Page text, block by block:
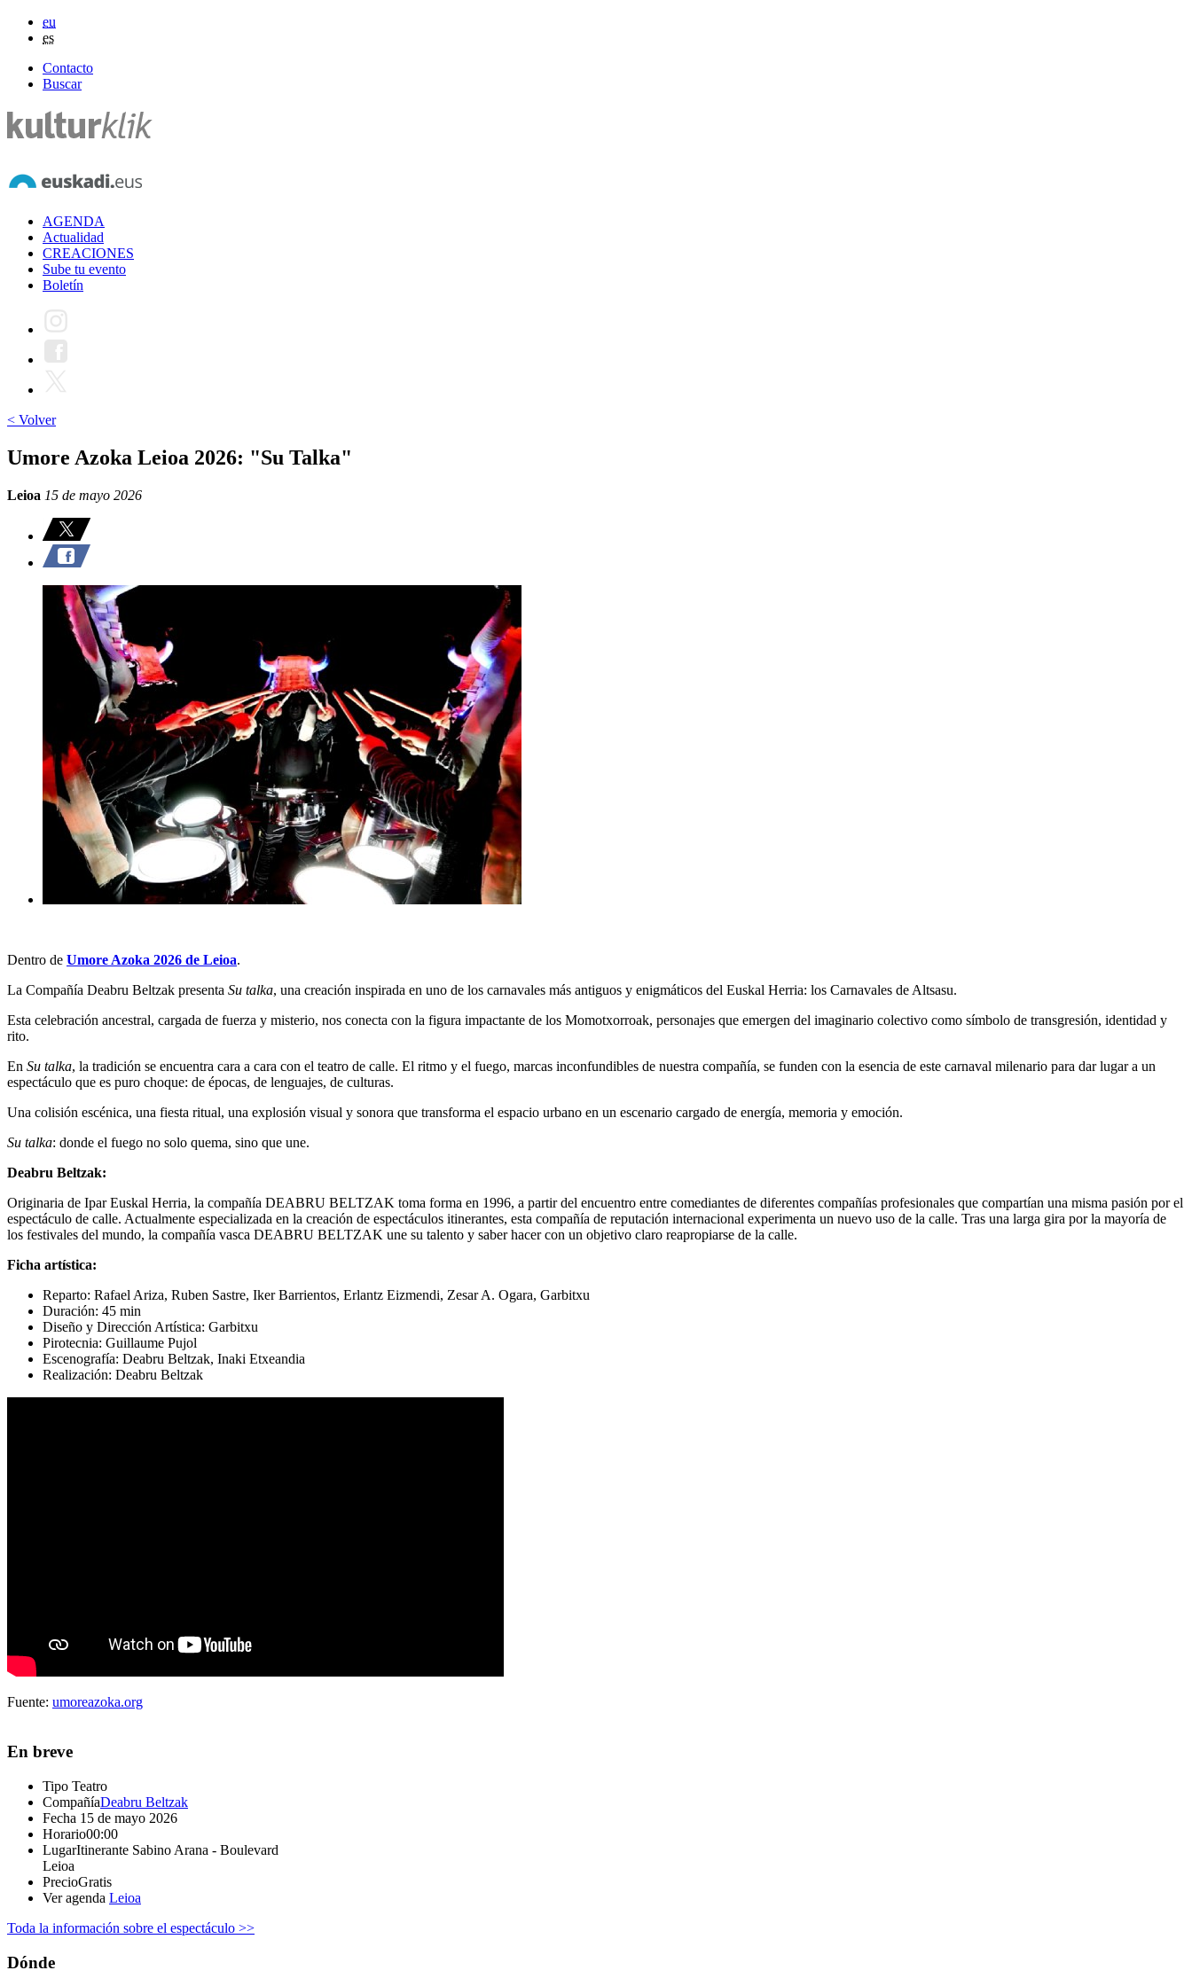
eu
es
Contacto
Buscar
AGENDA
Actualidad
CREACIONES
Sube tu evento
Boletín
< Volver
Umore Azoka Leioa 2026: "Su Talka"
Leioa 15 de mayo 2026
Dentro de Umore Azoka 2026 de Leioa.
La Compañía Deabru Beltzak presenta Su talka, una creación inspirada en uno de los carnavales más antiguos y enigmáticos del Euskal Herria: los Carnavales de Altsasu.
Esta celebración ancestral, cargada de fuerza y misterio, nos conecta con la figura impactante de los Momotxorroak, personajes que emergen del imaginario colectivo como símbolo de transgresión, identidad y
rito.
En Su talka, la tradición se encuentra cara a cara con el teatro de calle. El ritmo y el fuego, marcas inconfundibles de nuestra compañía, se funden con la esencia de este carnaval milenario para dar lugar a un
espectáculo que es puro choque: de épocas, de lenguajes, de culturas.
Una colisión escénica, una fiesta ritual, una explosión visual y sonora que transforma el espacio urbano en un escenario cargado de energía, memoria y emoción.
Su talka: donde el fuego no solo quema, sino que une.
Deabru Beltzak:
Originaria de Ipar Euskal Herria, la compañía DEABRU BELTZAK toma forma en 1996, a partir del encuentro entre comediantes de diferentes compañías profesionales que compartían una misma pasión por el
espectáculo de calle. Actualmente especializada en la creación de espectáculos itinerantes, esta compañía de reputación internacional experimenta un nuevo uso de la calle. Tras una larga gira por la mayoría de
los festivales del mundo, la compañía vasca DEABRU BELTZAK une su talento y saber hacer con un objetivo claro reapropiarse de la calle.
Ficha artística:
Reparto: Rafael Ariza, Ruben Sastre, Iker Barrientos, Erlantz Eizmendi, Zesar A. Ogara, Garbitxu
Duración: 45 min
Diseño y Dirección Artística: Garbitxu
Pirotecnia: Guillaume Pujol
Escenografía: Deabru Beltzak, Inaki Etxeandia
Realización: Deabru Beltzak
Fuente: umoreazoka.org
En breve
Tipo Teatro
CompañíaDeabru Beltzak
Fecha 15 de mayo 2026
Horario00:00
LugarItinerante Sabino Arana - Boulevard
Leioa
PrecioGratis
Ver agenda Leioa
Toda la información sobre el espectáculo >>
Dónde